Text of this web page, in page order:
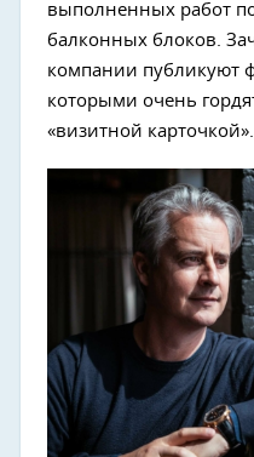
выполненных работ
балконных блоков.
компании публикуют
которыми очень
«визитной карточкой».